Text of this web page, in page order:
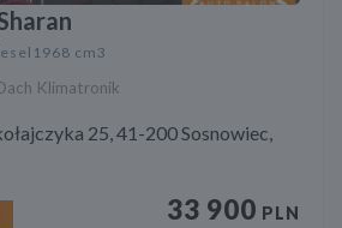
1968 cm3
Klimatronik
25, 41-200 Sosnowiec,
33 900 PLN